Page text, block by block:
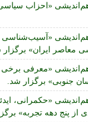
«احزاب سیاسی
«آسیب‌شناسی
معاصر ایران»
«معرفی برخی
جنوبی» برگزار شد.
«حکمرانی،
از پنج دهه تجربه»